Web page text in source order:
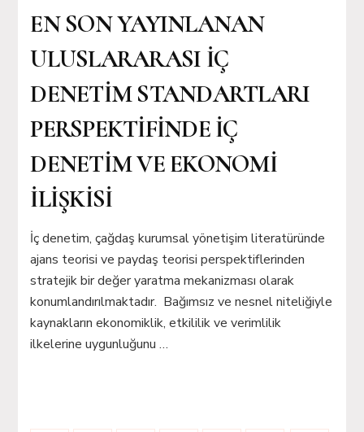
EN SON YAYINLANAN
ULUSLARARASI İÇ
DENETİM STANDARTLARI
PERSPEKTİFİNDE İÇ
DENETİM VE EKONOMİ
İLİŞKİSİ
İç denetim, çağdaş kurumsal yönetişim literatüründe
ajans teorisi ve paydaş teorisi perspektiflerinden
stratejik bir değer yaratma mekanizması olarak
konumlandırılmaktadır. Bağımsız ve nesnel niteliğiyle
kaynakların ekonomiklik, etkililik ve verimlilik
ilkelerine uygunluğunu …